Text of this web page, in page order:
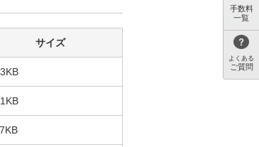
サイズ
手数料
一覧
よくある
ご質問